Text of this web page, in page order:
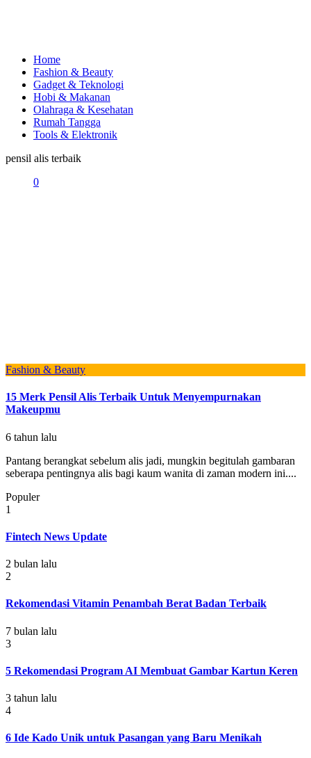
Home
Fashion & Beauty
Gadget & Teknologi
Hobi & Makanan
Olahraga & Kesehatan
Rumah Tangga
Tools & Elektronik
pensil alis terbaik
0
Fashion & Beauty
15 Merk Pensil Alis Terbaik Untuk Menyempurnakan
Makeupmu
6 tahun lalu
Pantang berangkat sebelum alis jadi, mungkin begitulah gambaran
seberapa pentingnya alis bagi kaum wanita di zaman modern ini....
Populer
1
Fintech News Update
2 bulan lalu
2
Rekomendasi Vitamin Penambah Berat Badan Terbaik
7 bulan lalu
3
5 Rekomendasi Program AI Membuat Gambar Kartun Keren
3 tahun lalu
4
6 Ide Kado Unik untuk Pasangan yang Baru Menikah